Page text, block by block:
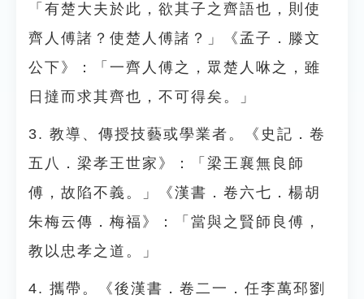
「有楚大夫於此，欲其子之齊語也，則使
齊人傅諸？使楚人傅諸？」《孟子．滕文
公下》：「一齊人傅之，眾楚人咻之，雖
日撻而求其齊也，不可得矣。」
3. 教導、傳授技藝或學業者。《史記．卷
五八．梁孝王世家》：「梁王襄無良師
傅，故陷不義。」《漢書．卷六七．楊胡
朱梅云傳．梅福》：「當與之賢師良傅，
教以忠孝之道。」
4. 攜帶。《後漢書．卷二一．任李萬邳劉